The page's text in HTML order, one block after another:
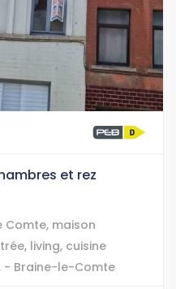
et rez
Comte, maison
living, cuisine
- Braine-le-Comte